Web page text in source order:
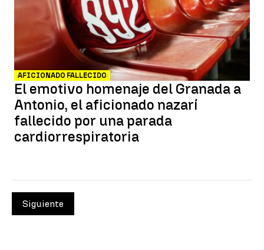
AFICIONADO FALLECIDO
El emotivo homenaje del Granada a
Antonio, el aficionado nazarí
fallecido por una parada
cardiorrespiratoria
Siguiente